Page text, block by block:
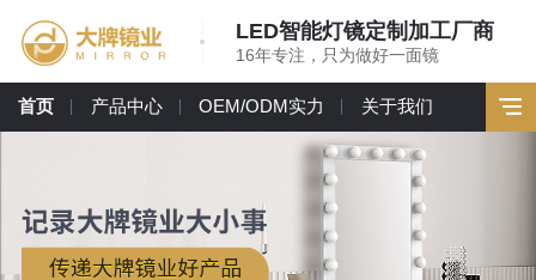
LED智能灯镜定制加工厂商
16年专注，只为做好一面镜
首页 产品中心 OEM/ODM实力 关于我们